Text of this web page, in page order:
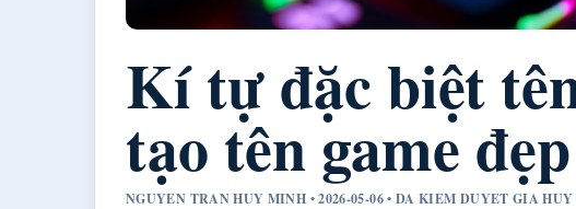
Kí tự đặc biệt
tạo tên game
NGUYEN TRAN HUY MINH • 2026-05-06 • DA KIEM DUYET GIA HUY